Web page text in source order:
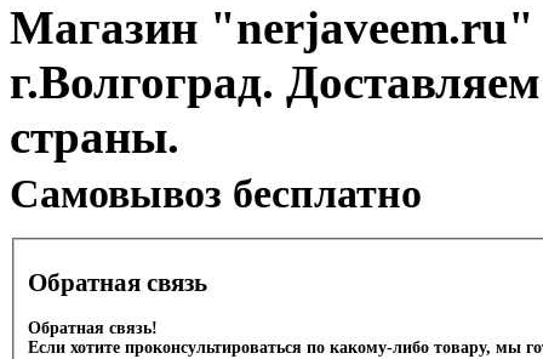
Магазин "nerjaveem.ru"
г.Волгоград.
страны.
Cамовывоз бесплатно
Обратная связь
Обратная связь!
Если хотите проконсультироваться по какому-либо товару, мы